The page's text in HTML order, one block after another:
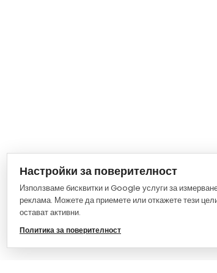
Настройки за поверителност
Използваме бисквитки и Google услуги за
реклама. Можете да приемете или откажете тези
остават активни.
Политика за поверителност